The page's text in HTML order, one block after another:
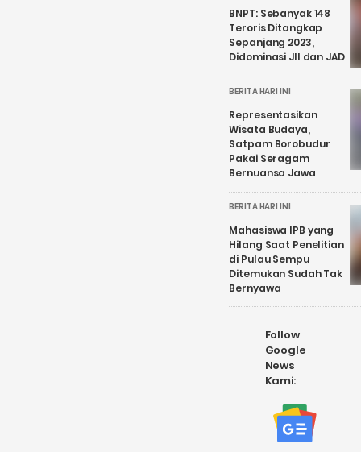
BNPT: Sebanyak 148
Teroris Ditangkap
Sepanjang 2023,
Didominasi JII dan JAD
BERITA HARI INI
Representasikan
Wisata Budaya,
Satpam Borobudur
Pakai Seragam
Bernuansa Jawa
BERITA HARI INI
Mahasiswa IPB yang
Hilang Saat Penelitian
di Pulau Sempu
Ditemukan Sudah Tak
Bernyawa
Follow
Google
News
Kami: